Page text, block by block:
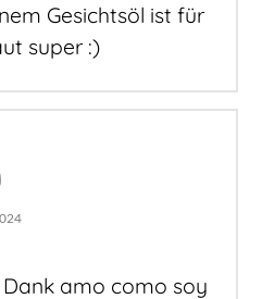
Gesichtsöl ist für
super :)
Dank amo como soy